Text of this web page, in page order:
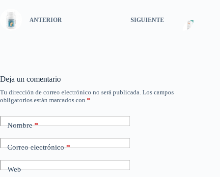
ANTERIOR SIGUIENTE
Deja un comentario
Tu dirección de correo electrónico no será publicada. Los campos
obligatorios están marcados con *
Nombre*
Correo electrónico*
Web